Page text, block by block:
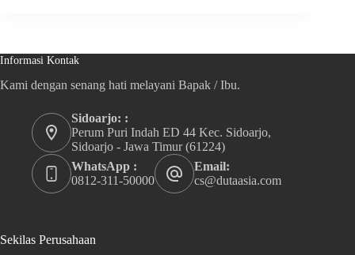
Informasi Kontak
Kami dengan senang hati melayani Bapak / Ibu.
Sidoarjo: :
Perum Puri Indah ED 44 Kec. Sidoarjo,
Sidoarjo - Jawa Timur (61224)
WhatsApp :
0812-311-50000
Email:
cs@dutaasia.com
Sekilas Perusahaan